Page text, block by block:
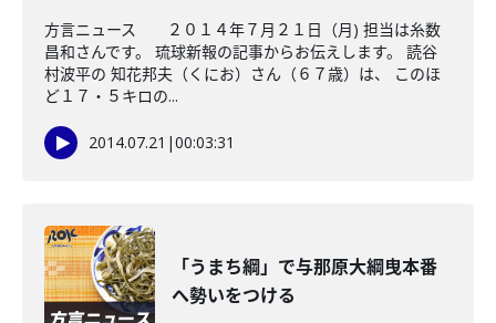
方言ニュース ２０１４年７月２１日（月) 担当は糸数
昌和さんです。 琉球新報の記事からお伝えします。 読谷
村波平の 知花邦夫（くにお）さん（６７歳）は、 このほ
ど１７・５キロの...
2014.07.21 |00:03:31
「うまち綱」で与那原大綱曳本番
へ勢いをつける